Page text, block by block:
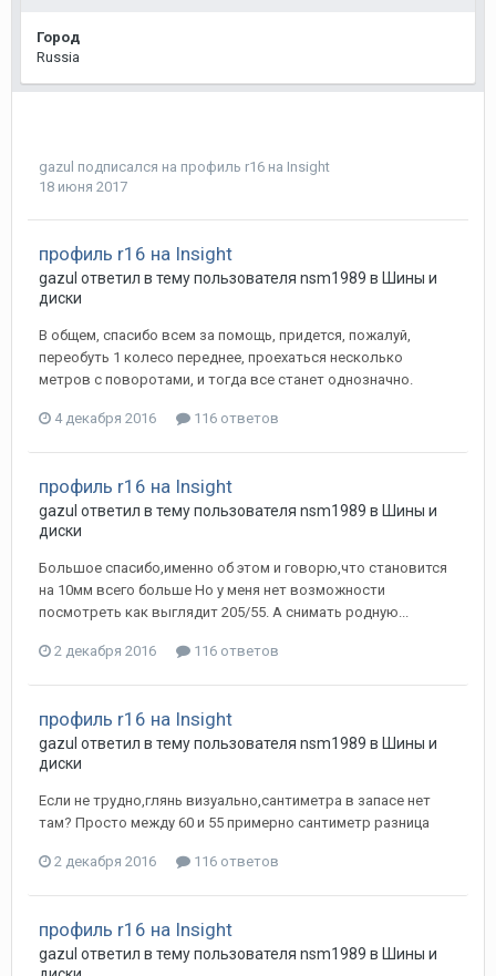
Город
Russia
gazul подписался на профиль r16 на Insight
18 июня 2017
профиль r16 на Insight
gazul ответил в тему пользователя nsm1989 в Шины и
диски
В общем, спасибо всем за помощь, придется, пожалуй,
переобуть 1 колесо переднее, проехаться несколько
метров с поворотами, и тогда все станет однозначно.
4 декабря 2016 116 ответов
профиль r16 на Insight
gazul ответил в тему пользователя nsm1989 в Шины и
диски
Большое спасибо,именно об этом и говорю,что становится
на 10мм всего больше Но у меня нет возможности
посмотреть как выглядит 205/55. А снимать родную...
2 декабря 2016 116 ответов
профиль r16 на Insight
gazul ответил в тему пользователя nsm1989 в Шины и
диски
Если не трудно,глянь визуально,сантиметра в запасе нет
там? Просто между 60 и 55 примерно сантиметр разница
2 декабря 2016 116 ответов
профиль r16 на Insight
gazul ответил в тему пользователя nsm1989 в Шины и